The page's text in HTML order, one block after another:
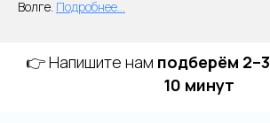
Волге. Подробнее...
👉 Напишите нам подберём
10 минут